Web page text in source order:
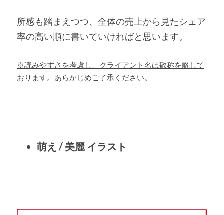
所感も踏まえつつ、全体の売上から見たシェア
率の高い順に書いていければと思います。
※読みやすさを考慮し、クライアント名は敬称を略して
おります。あらかじめご了承ください。
萌え / 美麗 イラスト